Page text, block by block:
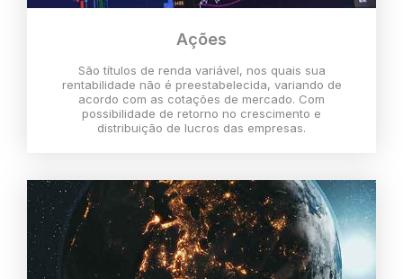
Ações
São títulos de renda variável, nos quais sua
rentabilidade não é preestabelecida, variando de
acordo com as cotações de mercado. Com
possibilidade de retorno no crescimento e
distribuição de lucros das empresas.